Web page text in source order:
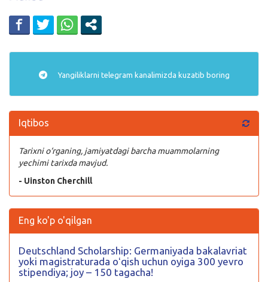
Yangiliklarni telegram kanalimizda kuzatib boring
Iqtibos
Tarixni o‘rganing, jamiyatdagi barcha muammolarning
yechimi tarixda mavjud.
- Uinston Cherchill
Eng ko'p o'qilgan
Deutschland Scholarship: Germaniyada bakalavriat
yoki magistraturada oʻqish uchun oyiga 300 yevro
stipendiya; joy – 150 tagacha!